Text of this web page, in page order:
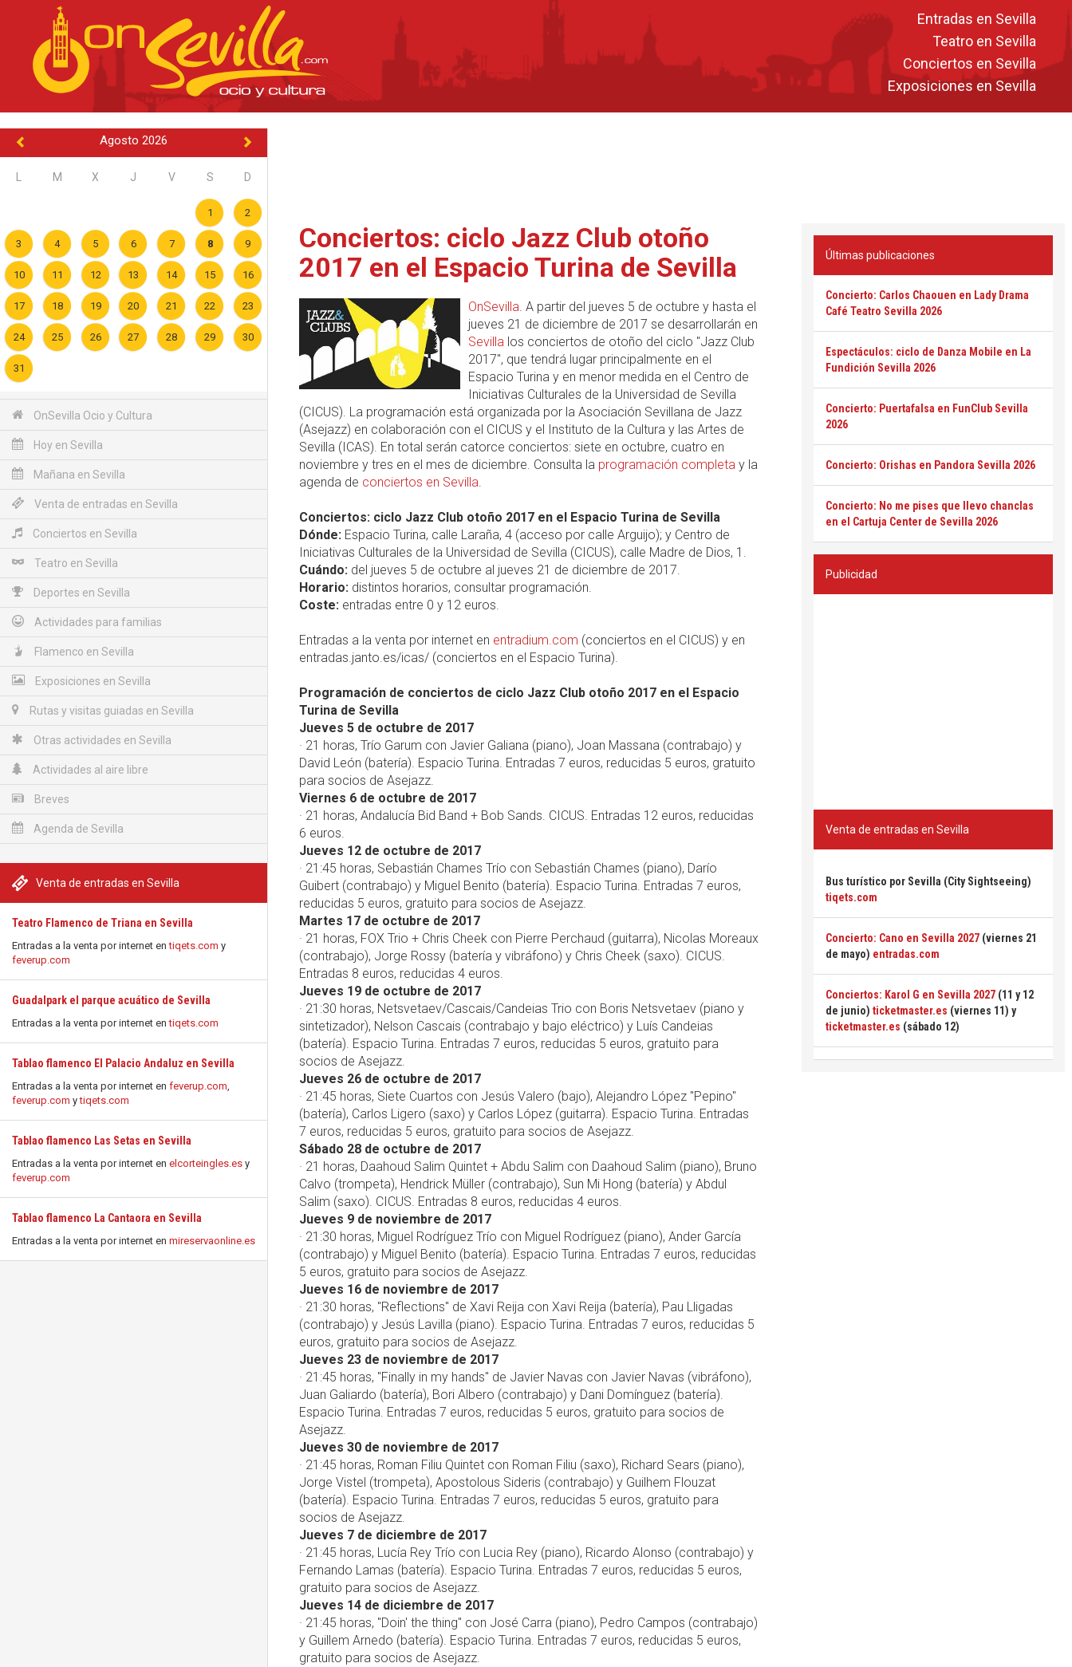
Entradas en Sevilla
Teatro en Sevilla
Conciertos en Sevilla
Exposiciones en Sevilla
Agosto 2026
M X J V S D
1 2
3 4 5 6 7 8 9
10 11 12 13 14 15 16
17 18 19 20 21 22 23
24 25 26 27 28 29 30
31
OnSevilla Ocio y Cultura
Hoy en Sevilla
Mañana en Sevilla
Venta de entradas en Sevilla
Conciertos en Sevilla
Teatro en Sevilla
Deportes en Sevilla
Actividades para familias
Flamenco en Sevilla
Exposiciones en Sevilla
Rutas y visitas guiadas en Sevilla
Otras actividades en Sevilla
Actividades al aire libre
Breves
Agenda de Sevilla
Venta de entradas en Sevilla
Teatro Flamenco de Triana en Sevilla
Entradas a la venta por internet entiqets.com y
feverup.com
Guadalpark el parque acuático de Sevilla
Entradas a la venta por internet entiqets.com
Tablao flamenco El Palacio Andaluz en Sevilla
Entradas a la venta por internet en feverup.com,
feverup.com ytiqets.com
Tablao flamenco Las Setas en Sevilla
Entradas a la venta por internet en elcorteingles.es y
feverup.com
Tablao flamenco La Cantaora en Sevilla
Entradas a la venta por internet en mireservaonline.es
Conciertos: ciclo Jazz Club otoño
2017 en el Espacio Turina de Sevilla
OnSevilla. A partir del jueves 5 de octubre y hasta el
jueves 21 de diciembre de 2017 se desarrollarán en
Sevillalos conciertos de otoño del ciclo "Jazz Club
2017", que tendrá lugar principalmente en el
Espacio Turina y en menor medida en el Centro de
Iniciativas Culturales de la Universidad de Sevilla
(CICUS). La programación está organizada por la Asociación Sevillana de Jazz
(Asejazz) en colaboración con el CICUS y el Instituto de la Cultura y las Artes de
Sevilla (ICAS). En total serán catorce conciertos: siete en octubre, cuatro en
noviembre y tres en el mes de diciembre. Consulta la programación completa y la
agenda de conciertos en Sevilla.
Conciertos: ciclo Jazz Club otoño 2017 en el Espacio Turina de Sevilla
Dónde: Espacio Turina, calle Laraña, 4 (acceso por calle Arguijo); y Centro de
Iniciativas Culturales de la Universidad de Sevilla (CICUS), calle Madre de Dios, 1.
Cuándo: del jueves 5 de octubre al jueves 21 de diciembre de 2017.
Horario: distintos horarios, consultar programación.
Coste: entradas entre 0 y 12 euros.
Entradas a la venta por internet en entradium.com (conciertos en el CICUS) y en
entradas.janto.es/icas/ (conciertos en el Espacio Turina).
Programación de conciertos de ciclo Jazz Club otoño 2017 en el Espacio
Turina de Sevilla
Jueves 5 de octubre de 2017
· 21 horas, Trío Garum con Javier Galiana (piano), Joan Massana (contrabajo) y
David León (batería). Espacio Turina. Entradas 7 euros, reducidas 5 euros, gratuito
para socios de Asejazz.
Viernes 6 de octubre de 2017
· 21 horas, Andalucía Bid Band + Bob Sands. CICUS. Entradas 12 euros, reducidas
6 euros.
Jueves 12 de octubre de 2017
· 21:45 horas, Sebastián Chames Trío con Sebastián Chames (piano), Darío
Guibert (contrabajo) y Miguel Benito (batería). Espacio Turina. Entradas 7 euros,
reducidas 5 euros, gratuito para socios de Asejazz.
Martes 17 de octubre de 2017
· 21 horas, FOX Trio + Chris Cheek con Pierre Perchaud (guitarra), Nicolas Moreaux
(contrabajo), Jorge Rossy (batería y vibráfono) y Chris Cheek (saxo). CICUS.
Entradas 8 euros, reducidas 4 euros.
Jueves 19 de octubre de 2017
· 21:30 horas, Netsvetaev/Cascais/Candeias Trio con Boris Netsvetaev (piano y
sintetizador), Nelson Cascais (contrabajo y bajo eléctrico) y Luís Candeias
(batería). Espacio Turina. Entradas 7 euros, reducidas 5 euros, gratuito para
socios de Asejazz.
Jueves 26 de octubre de 2017
· 21:45 horas, Siete Cuartos con Jesús Valero (bajo), Alejandro López "Pepino"
(batería), Carlos Ligero (saxo) y Carlos López (guitarra). Espacio Turina. Entradas
7 euros, reducidas 5 euros, gratuito para socios de Asejazz.
Sábado 28 de octubre de 2017
· 21 horas, Daahoud Salim Quintet + Abdu Salim con Daahoud Salim (piano), Bruno
Calvo (trompeta), Hendrick Müller (contrabajo), Sun Mi Hong (batería) y Abdul
Salim (saxo). CICUS. Entradas 8 euros, reducidas 4 euros.
Jueves 9 de noviembre de 2017
· 21:30 horas, Miguel Rodríguez Trío con Miguel Rodríguez (piano), Ander García
(contrabajo) y Miguel Benito (batería). Espacio Turina. Entradas 7 euros, reducidas
5 euros, gratuito para socios de Asejazz.
Jueves 16 de noviembre de 2017
· 21:30 horas, "Reflections" de Xavi Reija con Xavi Reija (batería), Pau Lligadas
(contrabajo) y Jesús Lavilla (piano). Espacio Turina. Entradas 7 euros, reducidas 5
euros, gratuito para socios de Asejazz.
Jueves 23 de noviembre de 2017
· 21:45 horas, "Finally in my hands" de Javier Navas con Javier Navas (vibráfono),
Juan Galiardo (batería), Bori Albero (contrabajo) y Dani Domínguez (batería).
Espacio Turina. Entradas 7 euros, reducidas 5 euros, gratuito para socios de
Asejazz.
Jueves 30 de noviembre de 2017
· 21:45 horas, Roman Filiu Quintet con Roman Filiu (saxo), Richard Sears (piano),
Jorge Vistel (trompeta), Apostolous Sideris (contrabajo) y Guilhem Flouzat
(batería). Espacio Turina. Entradas 7 euros, reducidas 5 euros, gratuito para
socios de Asejazz.
Jueves 7 de diciembre de 2017
· 21:45 horas, Lucía Rey Trío con Lucia Rey (piano), Ricardo Alonso (contrabajo) y
Fernando Lamas (batería). Espacio Turina. Entradas 7 euros, reducidas 5 euros,
gratuito para socios de Asejazz.
Jueves 14 de diciembre de 2017
· 21:45 horas, "Doin' the thing" con José Carra (piano), Pedro Campos (contrabajo)
y Guillem Arnedo (batería). Espacio Turina. Entradas 7 euros, reducidas 5 euros,
gratuito para socios de Asejazz.
Últimas publicaciones
Concierto: Carlos Chaouen en Lady Drama
Café Teatro Sevilla 2026
Espectáculos: ciclo de Danza Mobile en La
Fundición Sevilla 2026
Concierto: Puertafalsa en FunClub Sevilla
2026
Concierto: Orishas en Pandora Sevilla 2026
Concierto: No me pises que llevo chanclas
en el Cartuja Center de Sevilla 2026
Publicidad
Venta de entradas en Sevilla
Bus turístico por Sevilla (City Sightseeing)
tiqets.com
Concierto: Cano en Sevilla 2027 (viernes 21
de mayo) entradas.com
Conciertos: Karol G en Sevilla 2027 (11 y 12
de junio) ticketmaster.es (viernes 11) y
ticketmaster.es (sábado 12)